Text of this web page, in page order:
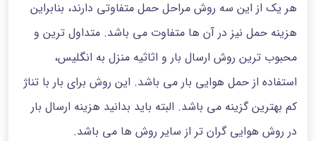
هر یک از این سه روش مراحل حمل متفاوتی دارند، بنابراین
هزینه حمل نیز در آن ها متفاوت می باشد. متداول ترین و
محبوب ترین روش ارسال بار و اثاثیه منزل به انگلیس،
استفاده از حمل هوایی بار می باشد. این روش برای بار با تناژ
کم بهترین گزینه می باشد. البته باید بدانید هزینه ارسال بار
در روش هوایی گران تر از سایر روش ها می باشد.